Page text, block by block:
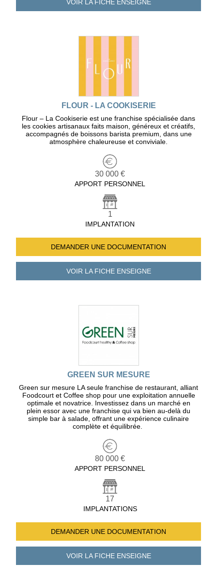
VOIR LA FICHEENSEIGNE
FLOUR - LA COOKISERIE
Flour – La Cookiserie est une franchise spécialisée dans
les cookies artisanaux faits maison, généreux et créatifs,
accompagnés de boissons barista premium, dans une
atmosphère chaleureuse et conviviale.
30 000 €
APPORT PERSONNEL
1
IMPLANTATION
DEMANDER UNE DOCUMENTATION
VOIR LA FICHEENSEIGNE
GREEN SUR MESURE
Green sur mesure LA seule franchise de restaurant, alliant
Foodcourt et Coffee shop pour une exploitation annuelle
optimale et novatrice. Investissez dans un marché en
plein essor avec une franchise qui va bien au-delà du
simple bar à salade, offrant une expérience culinaire
complète et équilibrée.
80 000 €
APPORT PERSONNEL
17
IMPLANTATIONS
DEMANDER UNE DOCUMENTATION
VOIR LA FICHEENSEIGNE